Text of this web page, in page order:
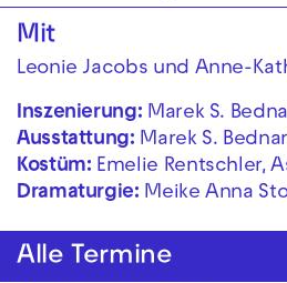
Mit
Leonie Jacobs und Anne-
Inszenierung: Marek S.
Ausstattung: Marek S.
Kostüm: Emelie Rentschler,
Dramaturgie: Meike Anna
Alle Termine